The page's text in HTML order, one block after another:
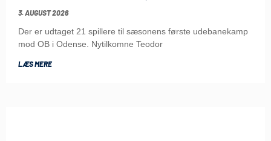
3. AUGUST 2026
Der er udtaget 21 spillere til sæsonens første udebanekamp
mod OB i Odense. Nytilkomne Teodor
LÆS MERE